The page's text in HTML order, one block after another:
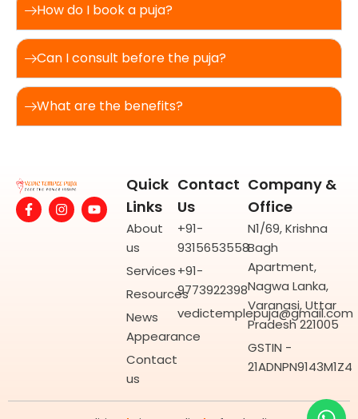
How do I book a puja?
Can I consult before the puja?
What are the benefits?
F
a
c
I
n
s
Y
o
u
Quick
Links
About
us
Services
Resources
News
Appearance
Contact
us
Contact
Us
+91-
9315653558
+91-
9773922398
vedictemplepuja@gmail.com
Company &
Office
N1/69, Krishna
Bagh
Apartment,
Nagwa Lanka,
Varanasi, Uttar
Pradesh 221005
GSTIN -
21ADNPN9143M1Z4